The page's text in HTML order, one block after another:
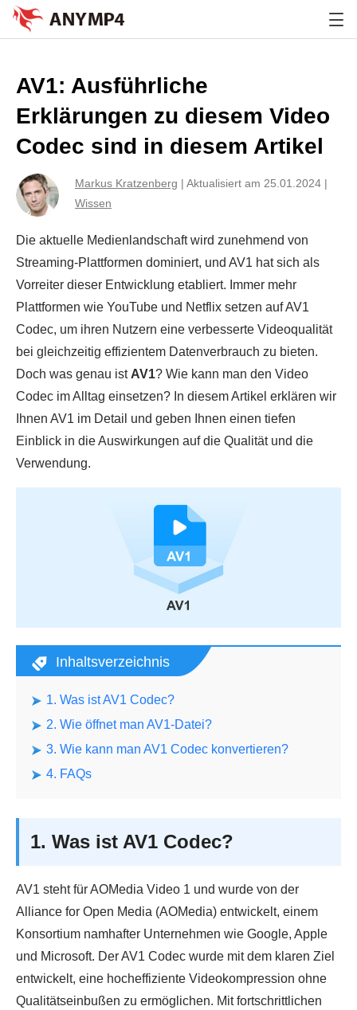
AV1: Ausführliche
Erklärungen zu diesem Video
Codec sind in diesem Artikel
Markus Kratzenberg | Aktualisiert am 25.01.2024 |
Wissen
Die aktuelle Medienlandschaft wird zunehmend von
Streaming-Plattformen dominiert, und AV1 hat sich als
Vorreiter dieser Entwicklung etabliert. Immer mehr
Plattformen wie YouTube und Netflix setzen auf AV1
Codec, um ihren Nutzern eine verbesserte Videoqualität
bei gleichzeitig effizientem Datenverbrauch zu bieten.
Doch was genau ist AV1? Wie kann man den Video
Codec im Alltag einsetzen? In diesem Artikel erklären wir
Ihnen AV1 im Detail und geben Ihnen einen tiefen
Einblick in die Auswirkungen auf die Qualität und die
Verwendung.
Inhaltsverzeichnis
1. Was ist AV1 Codec?
2. Wie öffnet man AV1-Datei?
3. Wie kann man AV1 Codec konvertieren?
4. FAQs
1. Was ist AV1 Codec?
AV1 steht für AOMedia Video 1 und wurde von der
Alliance for Open Media (AOMedia) entwickelt, einem
Konsortium namhafter Unternehmen wie Google, Apple
und Microsoft. Der AV1 Codec wurde mit dem klaren Ziel
entwickelt, eine hocheffiziente Videokompression ohne
Qualitätseinbußen zu ermöglichen. Mit fortschrittlichen